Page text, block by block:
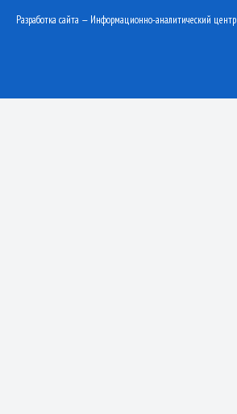
Разработка сайта — Информационно-аналитический центр